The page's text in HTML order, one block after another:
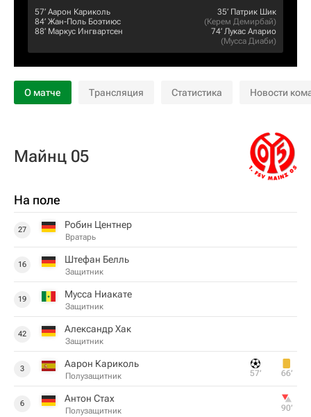
57‎’‎ Аарон Кариколь
84‎’‎ Жан-Поль Боэтиюс
88‎’‎ Маркус Ингвартсен
35‎’‎ Патрик Шик
(Керем Демирбай)
74‎’‎ Лукас Аларио
(Мусса Диаби)
О матче Трансляция Статистика Новости
Майнц 05
На поле
27 Робин Центнер
Вратарь
16 Штефан Белль
Защитник
19 Мусса Ниакате
Защитник
42 Александр Хак
Защитник
3 Аарон Кариколь
Полузащитник 57‎’‎ 66‎’‎
6 Антон Стах
Полузащитник 90‎’‎